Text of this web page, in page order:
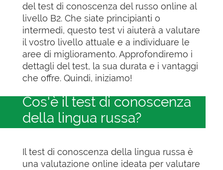
del test di conoscenza del russo online al
livello B2. Che siate principianti o
intermedi, questo test vi aiuterà a valutare
il vostro livello attuale e a individuare le
aree di miglioramento. Approfondiremo i
dettagli del test, la sua durata e i vantaggi
che offre. Quindi, iniziamo!
Cos'è il test di conoscenza
della lingua russa?
Il test di conoscenza della lingua russa è
una valutazione online ideata per valutare